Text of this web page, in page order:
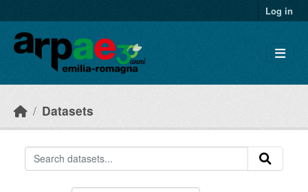
Log in
Datasets